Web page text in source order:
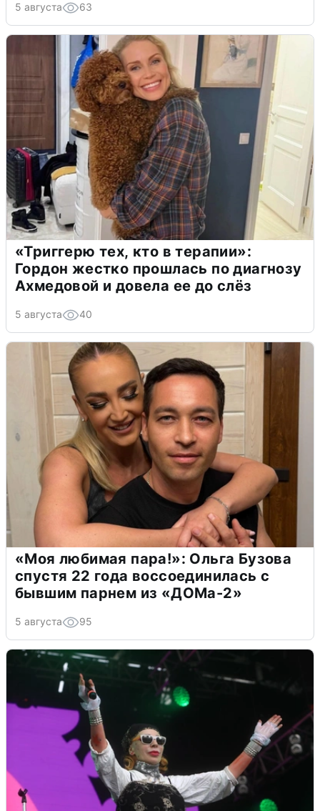
5 августа 63
«Триггерю тех, кто в терапии»:
Гордон жестко прошлась по диагнозу
Ахмедовой и довела ее до слёз
5 августа 40
«Моя любимая пара!»: Ольга Бузова
спустя 22 года воссоединилась с
бывшим парнем из «ДОМа-2»
5 августа 95